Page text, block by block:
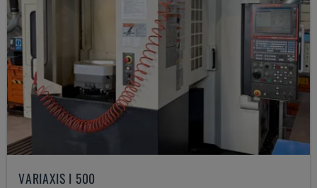
VARIAXIS I 500